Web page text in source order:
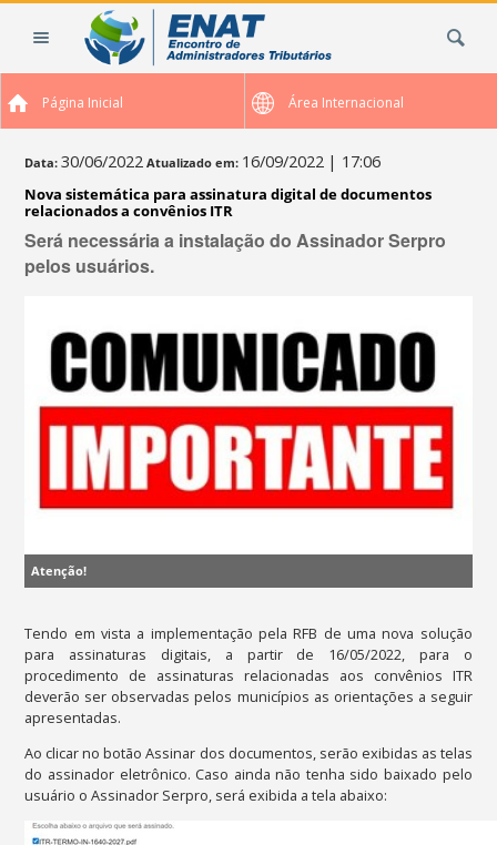
Página Inicial Área Internacional
Data: 30/06/2022 Atualizado em: 16/09/2022 | 17:06
Nova sistemática para assinatura digital de documentos
relacionados a convênios ITR
Será necessária a instalação do Assinador Serpro
pelos usuários.
Atenção!
Tendo em vista a implementação pela RFB de uma nova solução
para assinaturas digitais, a partir de 16/05/2022, para o
procedimento de assinaturas relacionadas aos convênios ITR
deverão ser observadas pelos municípios as orientações a seguir
apresentadas.
Ao clicar no botão Assinar dos documentos, serão exibidas as telas
do assinador eletrônico. Caso ainda não tenha sido baixado pelo
usuário o Assinador Serpro, será exibida a tela abaixo: